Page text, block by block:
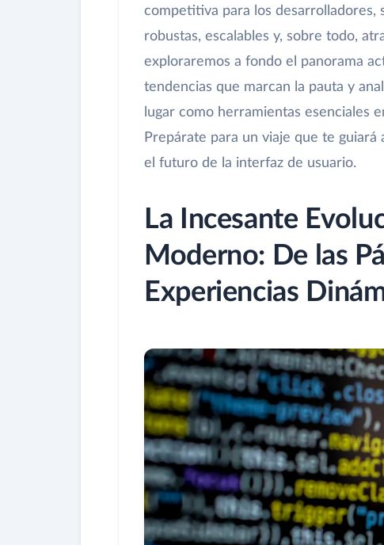
competitiva para los desarrolladores,
robustas, escalables y, sobre todo,
exploraremos a fondo el panorama
tendencias que marcan la pauta y
lugar como herramientas esenciales
Prepárate para un viaje que te
el futuro de la interfaz de usuario.
La Incesante
Moderno: De las
Experiencias